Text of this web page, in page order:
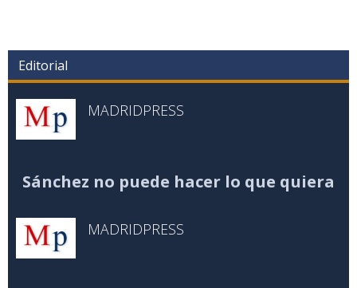
Editorial
MADRIDPRESS
Sánchez no puede hacer lo que quiera
MADRIDPRESS